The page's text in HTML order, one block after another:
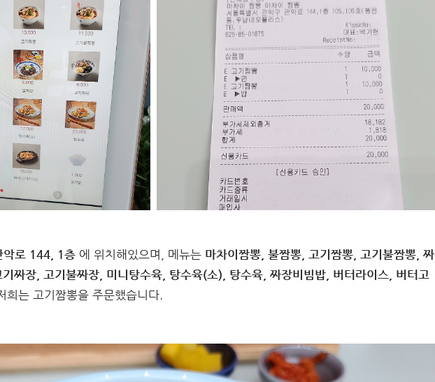
악로 144, 1층 에 위치해있으며, 메뉴는 마차이짬뽕, 불짬뽕, 고기짬뽕, 고기불짬뽕, 짜
짜장, 고기불짜장, 미니탕수육, 탕수육(소), 탕수육, 짜장비빔밥, 버터라이스, 버터고
희는 고기짬뽕을 주문했습니다.